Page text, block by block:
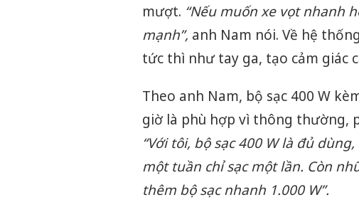
mượt. “Nếu muốn xe vọt nhanh
mạnh”, anh Nam nói. Về hệ
tức thì như tay ga, tạo cảm giác
Theo anh Nam, bộ sạc 400 W
giờ là phù hợp vì thông thường,
“Với tôi, bộ sạc 400 W là đủ
một tuần chỉ sạc một lần. Còn
thêm bộ sạc nhanh 1.000 W”.